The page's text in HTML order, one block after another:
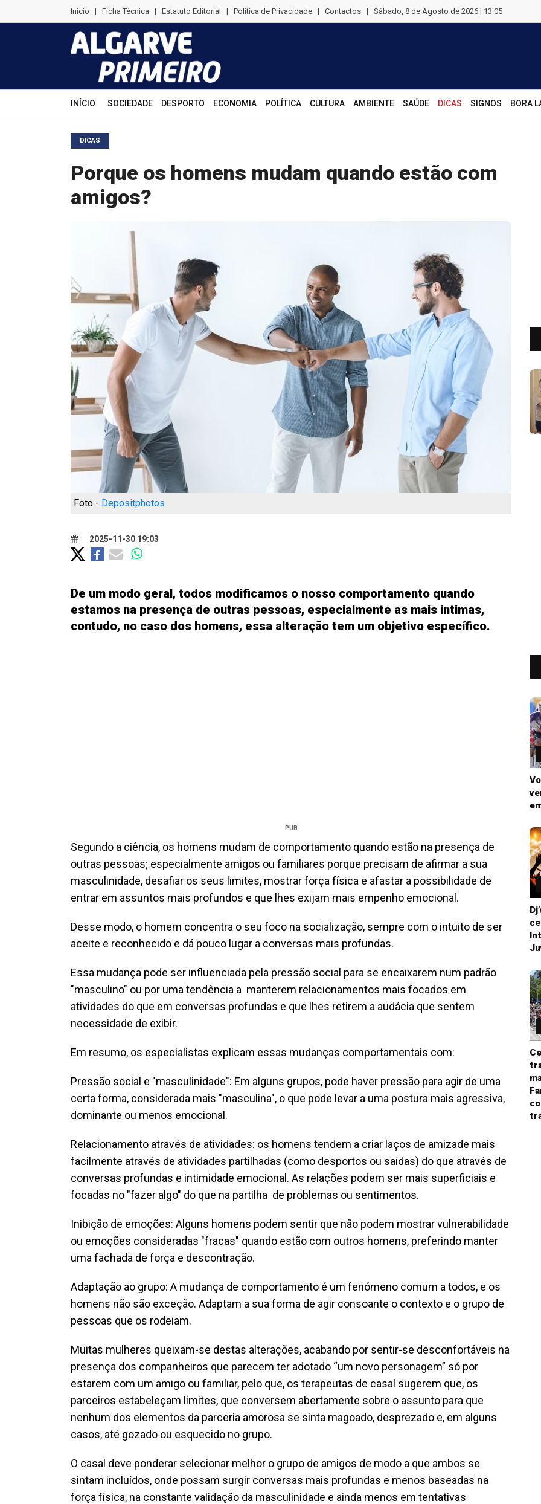
Início | Ficha Técnica | Estatuto Editorial | Política de Privacidade | Contactos | Sábado, 8 de Agosto de 2026 | 13:05
INÍCIO SOCIEDADE DESPORTO ECONOMIA POLÍTICA CULTURA AMBIENTE SAÚDE DICAS SIGNOS BORA
DICAS
Porque os homens mudam quando estão com
amigos?
Foto - Depositphotos
2025-11-30 19:03
De um modo geral, todos modificamos o nosso comportamento quando
estamos na presença de outras pessoas, especialmente as mais íntimas,
contudo, no caso dos homens, essa alteração tem um objetivo específico.
PUB
Segundo a ciência, os homens mudam de comportamento quando estão na presença de
outras pessoas; especialmente amigos ou familiares porque precisam de afirmar a sua
masculinidade, desafiar os seus limites, mostrar força física e afastar a possibilidade de
entrar em assuntos mais profundos e que lhes exijam mais empenho emocional.
Desse modo, o homem concentra o seu foco na socialização, sempre com o intuito de ser
aceite e reconhecido e dá pouco lugar a conversas mais profundas.
Essa mudança pode ser influenciada pela pressão social para se encaixarem num padrão
"masculino" ou por uma tendência a manterem relacionamentos mais focados em
atividades do que em conversas profundas e que lhes retirem a audácia que sentem
necessidade de exibir.
Em resumo, os especialistas explicam essas mudanças comportamentais com:
Pressão social e "masculinidade": Em alguns grupos, pode haver pressão para agir de uma
certa forma, considerada mais "masculina", o que pode levar a uma postura mais agressiva,
dominante ou menos emocional.
Relacionamento através de atividades: os homens tendem a criar laços de amizade mais
facilmente através de atividades partilhadas (como desportos ou saídas) do que através de
conversas profundas e intimidade emocional. As relações podem ser mais superficiais e
focadas no "fazer algo" do que na partilha de problemas ou sentimentos.
Inibição de emoções: Alguns homens podem sentir que não podem mostrar vulnerabilidade
ou emoções consideradas "fracas" quando estão com outros homens, preferindo manter
uma fachada de força e descontração.
Adaptação ao grupo: A mudança de comportamento é um fenómeno comum a todos, e os
homens não são exceção. Adaptam a sua forma de agir consoante o contexto e o grupo de
pessoas que os rodeiam.
Muitas mulheres queixam-se destas alterações, acabando por sentir-se desconfortáveis na
presença dos companheiros que parecem ter adotado “um novo personagem” só por
estarem com um amigo ou familiar, pelo que, os terapeutas de casal sugerem que, os
parceiros estabeleçam limites, que conversem abertamente sobre o assunto para que
nenhum dos elementos da parceria amorosa se sinta magoado, desprezado e, em alguns
casos, até gozado ou esquecido no grupo.
O casal deve ponderar selecionar melhor o grupo de amigos de modo a que ambos se
sintam incluídos, onde possam surgir conversas mais profundas e menos baseadas na
força física, na constante validação da masculinidade e ainda menos em tentativas